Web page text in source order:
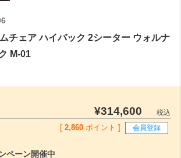
チェア ハイバック 2シーター ウォルナ
M-01
¥314,600
税込
2,860 ポイント ] 会員登録
ペーン開催中